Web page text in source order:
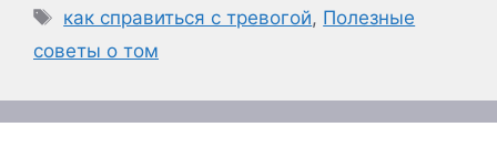
Метки
как справиться с тревогой, Полезные
советы о том